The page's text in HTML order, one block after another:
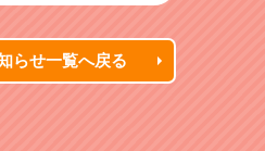
らせ一覧へ戻る